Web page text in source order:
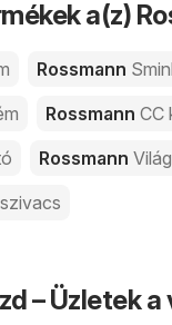
a(z)
Rossmann
Rossmann CC
Rossmann
– Üzletek